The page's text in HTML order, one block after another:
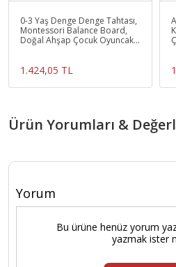
0-3 Yaş Denge Denge Tahtası,
Montessori Balance Board,
Doğal Ahşap Çocuk Oyuncak,
1.424,05 TL
Ürün Yorumları &
Yorum
Bu ürüne henüz yorum
yazmak ister